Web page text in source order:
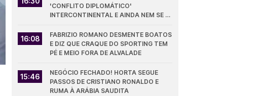
'CONFLITO DIPLOMÁTICO'
INTERCONTINENTAL E AINDA NEM SE
16:08
FABRIZIO ROMANO DESMENTE BOATOS
E DIZ QUE CRAQUE DO SPORTING TEM
PÉ E MEIO FORA DE ALVALADE
15:46
NEGÓCIO FECHADO! HORTA SEGUE
PASSOS DE CRISTIANO RONALDO E
RUMA À ARÁBIA SAUDITA